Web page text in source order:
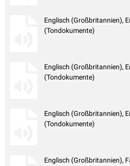
Englisch (Großbritannien),
(Tondokumente)
Englisch (Großbritannien),
(Tondokumente)
Englisch (Großbritannien),
(Tondokumente)
Englisch (Großbritannien),